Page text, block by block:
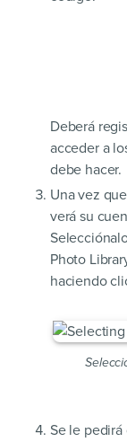
Deberá
acceder a
debe hacer.
Una vez
verá su
Photo
haciendo
Se le pedirá